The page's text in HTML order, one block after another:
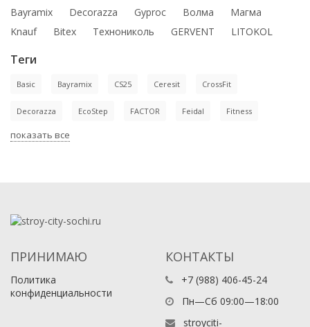
Bayramix
Decorazza Gyproc Волма
Магма
Knauf
Bitex Технониколь GERVENT LITOKOL
Теги
Basic Bayramix CS25 Ceresit CrossFit
Decorazza EcoStep FACTOR Feidal Fitness
показать все
ПРИНИМАЮ
Политика
конфиденциальности
КОНТАКТЫ
+7 (988) 406-45-24
Пн—Сб 09:00—18:00
stroyciti-